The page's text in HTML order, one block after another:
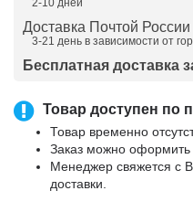
2-10 дней
Доставка Почтой России
3-21 день в зависимости от
Бесплатная доставка
Товар доступен по
Товар временно
Заказ можно оформить
Менеджер свяжется с
доставки.